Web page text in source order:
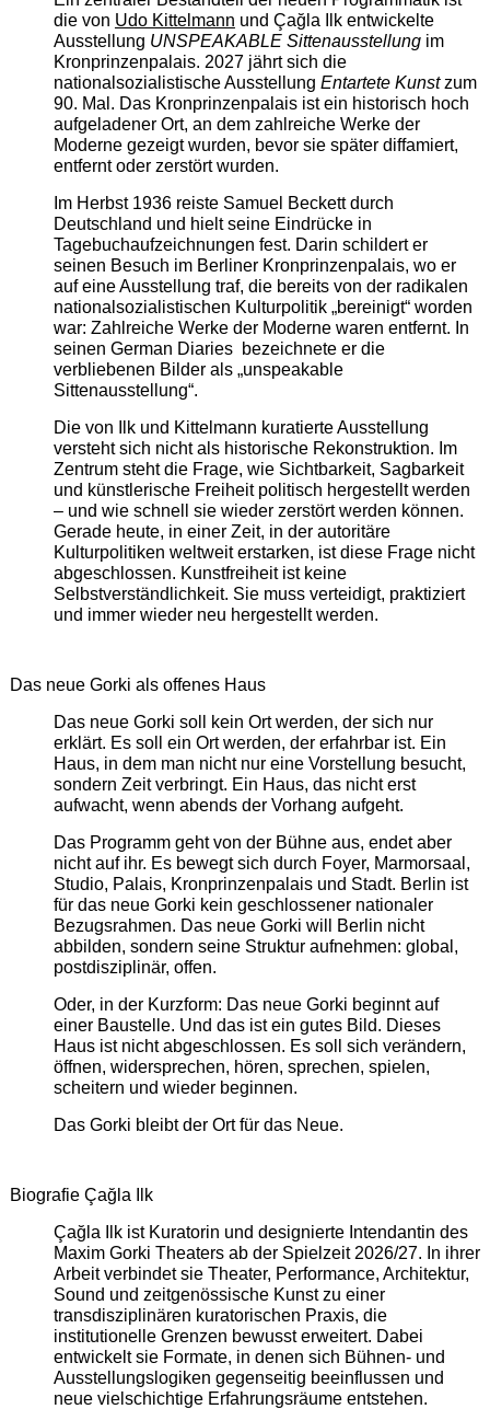
die von Udo Kittelmann und Çağla Ilk entwickelte
Ausstellung UNSPEAKABLE Sittenausstellungim
Kronprinzenpalais. 2027 jährt sich die
nationalsozialistische Ausstellung Entartete Kunstzum
90. Mal. Das Kronprinzenpalais ist ein historisch hoch
aufgeladener Ort, an dem zahlreiche Werke der
Moderne gezeigt wurden, bevor sie später diffamiert,
entfernt oder zerstört wurden.
Im Herbst 1936 reiste Samuel Beckett durch
Deutschland und hielt seine Eindrücke in
Tagebuchaufzeichnungen fest. Darin schildert er
seinen Besuch im Berliner Kronprinzenpalais, wo er
auf eine Ausstellung traf, die bereits von der radikalen
nationalsozialistischen Kulturpolitik „bereinigt“ worden
war: Zahlreiche Werke der Moderne waren entfernt. In
seinen German Diaries bezeichnete er die
verbliebenen Bilder als „unspeakable
Sittenausstellung“.
Die von Ilk und Kittelmann kuratierte Ausstellung
versteht sich nicht als historische Rekonstruktion. Im
Zentrum steht die Frage, wie Sichtbarkeit, Sagbarkeit
und künstlerische Freiheit politisch hergestellt werden
– und wie schnell sie wieder zerstört werden können.
Gerade heute, in einer Zeit, in der autoritäre
Kulturpolitiken weltweit erstarken, ist diese Frage nicht
abgeschlossen. Kunstfreiheit ist keine
Selbstverständlichkeit. Sie muss verteidigt, praktiziert
und immer wieder neu hergestellt werden.
Das neue Gorki als offenes Haus
Das neue Gorki soll kein Ort werden, der sich nur
erklärt. Es soll ein Ort werden, der erfahrbar ist. Ein
Haus, in dem man nicht nur eine Vorstellung besucht,
sondern Zeit verbringt. Ein Haus, das nicht erst
aufwacht, wenn abends der Vorhang aufgeht.
Das Programm geht von der Bühne aus, endet aber
nicht auf ihr. Es bewegt sich durch Foyer, Marmorsaal,
Studio, Palais, Kronprinzenpalais und Stadt. Berlin ist
für das neue Gorki kein geschlossener nationaler
Bezugsrahmen. Das neue Gorki will Berlin nicht
abbilden, sondern seine Struktur aufnehmen: global,
postdisziplinär, offen.
Oder, in der Kurzform: Das neue Gorki beginnt auf
einer Baustelle. Und das ist ein gutes Bild. Dieses
Haus ist nicht abgeschlossen. Es soll sich verändern,
öffnen, widersprechen, hören, sprechen, spielen,
scheitern und wieder beginnen.
Das Gorki bleibt der Ort für das Neue.
Biografie Çağla Ilk
Çağla Ilk ist Kuratorin und designierte Intendantin des
Maxim Gorki Theaters ab der Spielzeit 2026/27. In ihrer
Arbeit verbindet sie Theater, Performance, Architektur,
Sound und zeitgenössische Kunst zu einer
transdisziplinären kuratorischen Praxis, die
institutionelle Grenzen bewusst erweitert. Dabei
entwickelt sie Formate, in denen sich Bühnen- und
Ausstellungslogiken gegenseitig beeinflussen und
neue vielschichtige Erfahrungsräume entstehen.